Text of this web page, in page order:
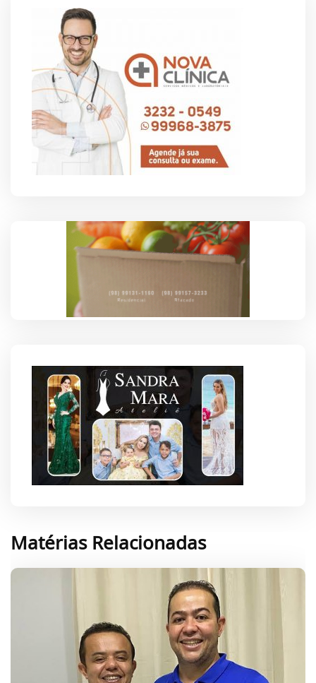
Matérias Relacionadas